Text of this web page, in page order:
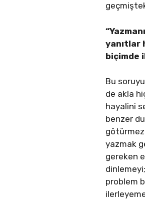
yanıtlar
biçimde
Bu
de akla
hayalini
benzer
yazmak
gereken
problem